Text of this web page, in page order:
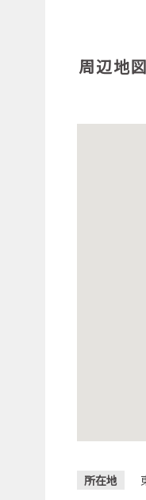
周辺地図
所在地